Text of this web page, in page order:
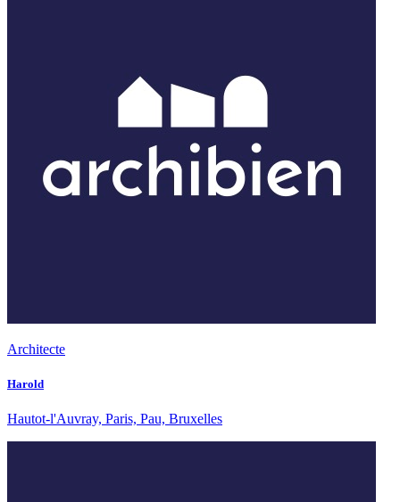
Architecte
Harold
Hautot-l'Auvray, Paris, Pau, Bruxelles